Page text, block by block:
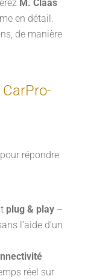
M. Claas
en détail.
de manière
répondre
plug & play –
l’aide d’un
réel sur